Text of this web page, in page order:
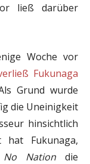
ließ darüber
Woche vor
Fukunaga
Grund wurde
die Uneinigkeit
hinsichtlich
hat Fukunaga,
Nationdie